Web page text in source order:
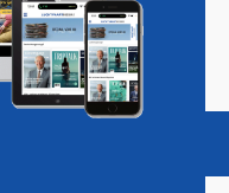
Vacatures